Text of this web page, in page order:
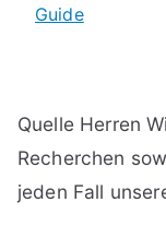
Guide
Quelle Herren
Recherchen
jeden Fall